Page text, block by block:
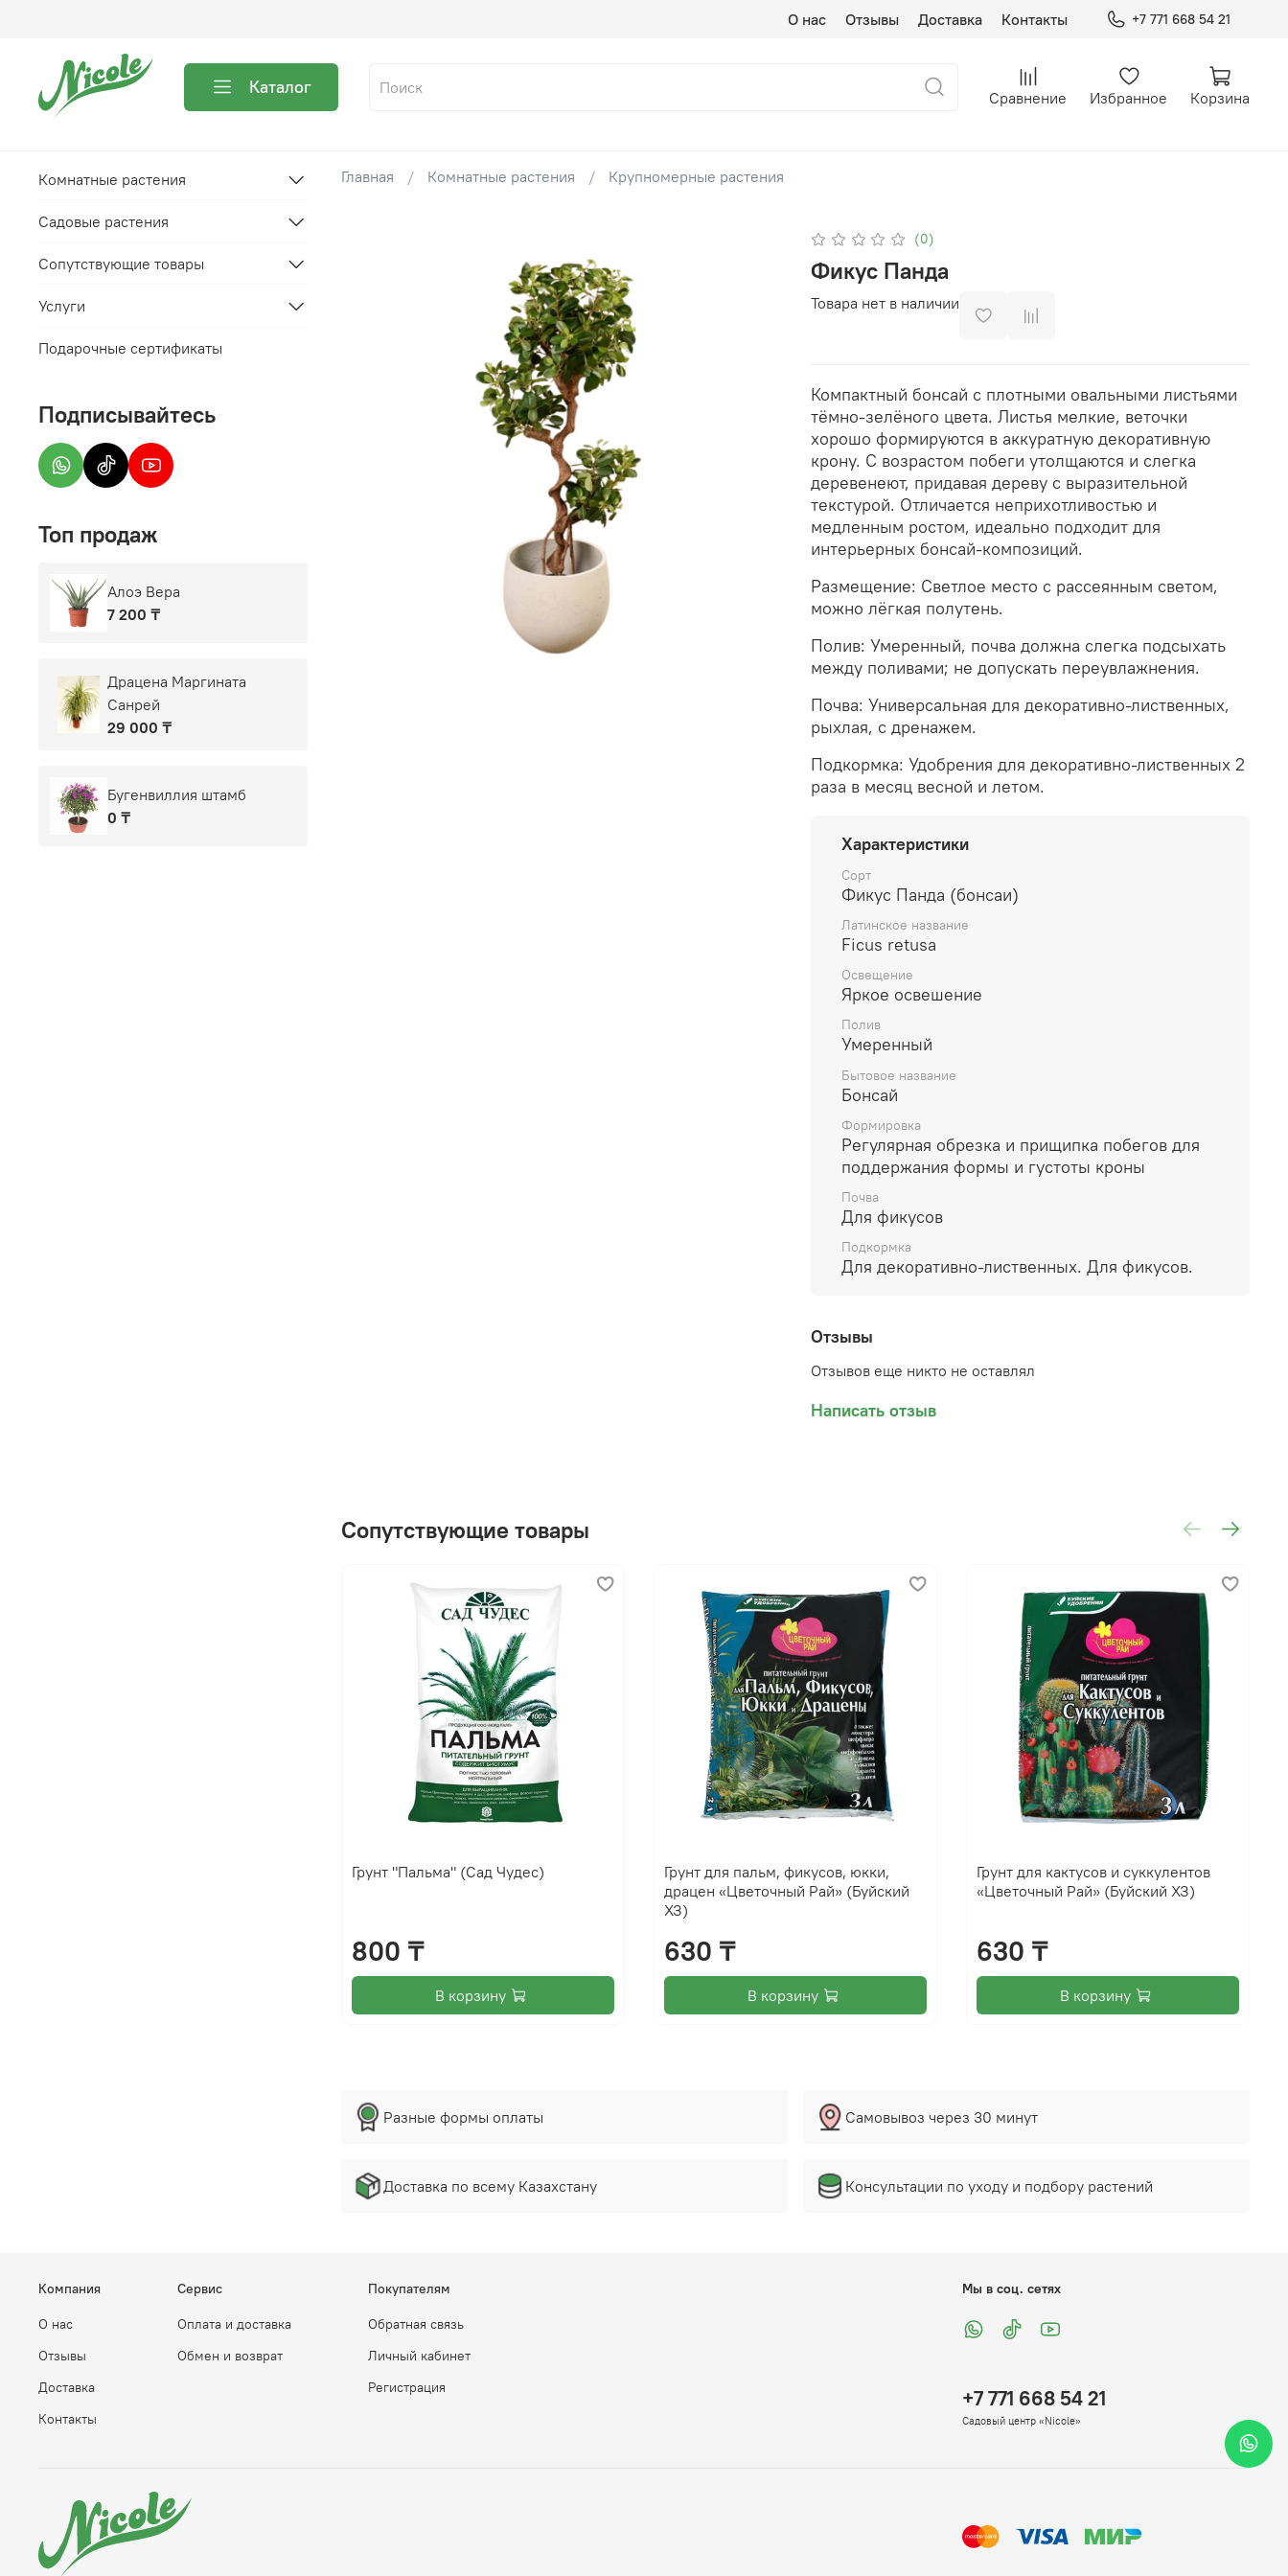
О нас Отзывы Доставка Контакты +7 771 668 54 21
Каталог Сравнение Избранное Корзина
Главная Комнатные растения Крупномерные растения
(0)
Фикус Панда
Товара нет в наличии
Компактный бонсай с плотными овальными листьями
тёмно-зелёного цвета. Листья мелкие, веточки
хорошо формируются в аккуратную декоративную
крону. С возрастом побеги утолщаются и слегка
деревенеют, придавая дереву с выразительной
текстурой. Отличается неприхотливостью и
медленным ростом, идеально подходит для
интерьерных бонсай-композиций.
Размещение: Светлое место с рассеянным светом,
можно лёгкая полутень.
Полив: Умеренный, почва должна слегка подсыхать
между поливами; не допускать переувлажнения.
Почва: Универсальная для декоративно-лиственных,
рыхлая, с дренажем.
Подкормка: Удобрения для декоративно-лиственных 2
раза в месяц весной и летом.
Характеристики
Сорт
Фикус Панда (бонсаи)
Латинское название
Ficus retusa
Освещение
Яркое освешение
Полив
Умеренный
Бытовое название
Бонсай
Формировка
Регулярная обрезка и прищипка побегов для
поддержания формы и густоты кроны
Почва
Для фикусов
Подкормка
Для декоративно-лиственных. Для фикусов.
Отзывы
Отзывов еще никто не оставлял
Написать отзыв
Сопутствующие товары
Грунт "Пальма" (Сад Чудес)
800 ₸
В корзину
Грунт для пальм, фикусов, юкки,
драцен «Цветочный Рай» (Буйский
ХЗ)
630 ₸
В корзину
Грунт для кактусов и суккулентов
«Цветочный Рай» (Буйский ХЗ)
630 ₸
В корзину
Разные формы оплаты
Доставка по всему Казахстану
Самовывоз через 30 минут
Консультации по уходу и подбору растений
Комнатные растения
Садовые растения
Сопутствующие товары
Услуги
Подарочные сертификаты
Подписывайтесь
Топ продаж
Алоэ Вера
7 200 ₸
Драцена Маргината
Санрей
29 000 ₸
Бугенвиллия штамб
0 ₸
Компания
О нас
Отзывы
Доставка
Контакты
Сервис
Оплата и доставка
Обмен и возврат
Покупателям
Обратная связь
Личный кабинет
Регистрация
Мы в соц. сетях
+7 771 668 54 21
Садовый центр «Nicole»